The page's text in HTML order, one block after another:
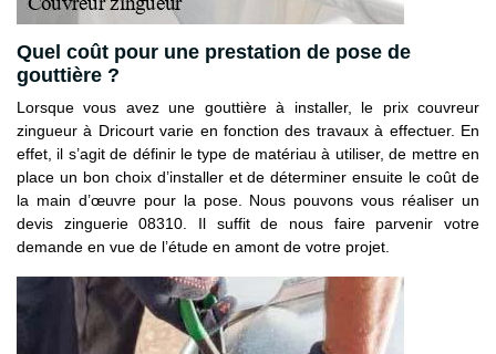
Quel coût pour une prestation de pose de
gouttière ?
Lorsque vous avez une gouttière à installer, le prix couvreur
zingueur à Dricourt varie en fonction des travaux à effectuer. En
effet, il s’agit de définir le type de matériau à utiliser, de mettre en
place un bon choix d’installer et de déterminer ensuite le coût de
la main d’œuvre pour la pose. Nous pouvons vous réaliser un
devis zinguerie 08310. Il suffit de nous faire parvenir votre
demande en vue de l’étude en amont de votre projet.